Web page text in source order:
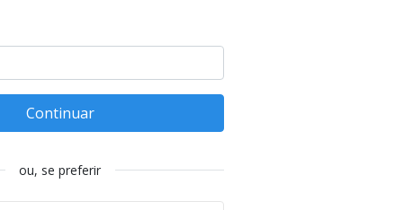
Continuar
ou, se preferir